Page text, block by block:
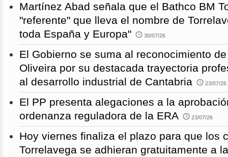
Martínez Abad señala que el Bathco BM
"referente" que lleva el nombre de
toda España y Europa"
30/07/26
El Gobierno se suma al reconocimiento
Oliveira por su destacada trayectoria
al desarrollo industrial de Cantabria
23/07/26
El PP presenta alegaciones a la
ordenanza reguladora de la ERA
23/07/26
Hoy viernes finaliza el plazo para que los
Torrelavega se adhieran gratuitamente a